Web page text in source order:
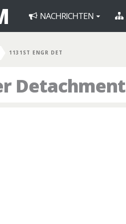
NACHRICHTEN
1131ST ENGR DET
Detachment